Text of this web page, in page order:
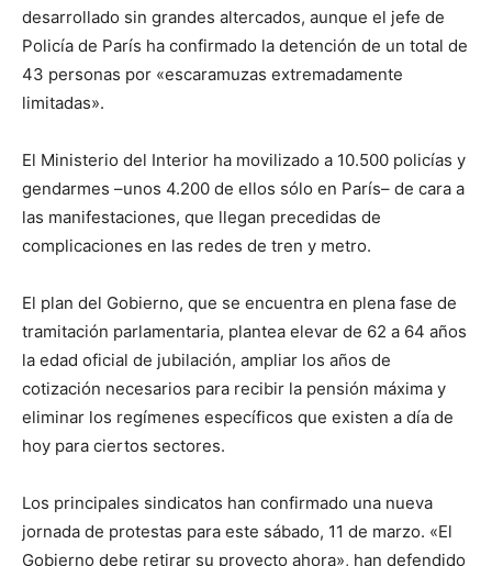
desarrollado sin grandes altercados, aunque el jefe de
Policía de París ha confirmado la detención de un total de
43 personas por «escaramuzas extremadamente
limitadas».
El Ministerio del Interior ha movilizado a 10.500 policías y
gendarmes –unos 4.200 de ellos sólo en París– de cara a
las manifestaciones, que llegan precedidas de
complicaciones en las redes de tren y metro.
El plan del Gobierno, que se encuentra en plena fase de
tramitación parlamentaria, plantea elevar de 62 a 64 años
la edad oficial de jubilación, ampliar los años de
cotización necesarios para recibir la pensión máxima y
eliminar los regímenes específicos que existen a día de
hoy para ciertos sectores.
Los principales sindicatos han confirmado una nueva
jornada de protestas para este sábado, 11 de marzo. «El
Gobierno debe retirar su proyecto ahora», han defendido